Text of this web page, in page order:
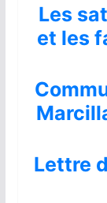
Les
et les
Lettre